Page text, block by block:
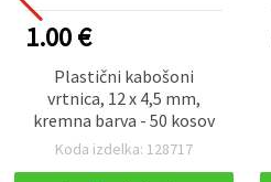
1.00 €
Plastični kabošoni
vrtnica, 12 x 4,5 mm,
kremna barva - 50 kosov
Koda izdelka: 128717